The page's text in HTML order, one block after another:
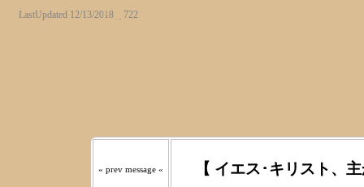
LastUpdated 12/13/2018 _ 722『わたしの羊は わたしの
« prev message « 【 イエス･キリスト、